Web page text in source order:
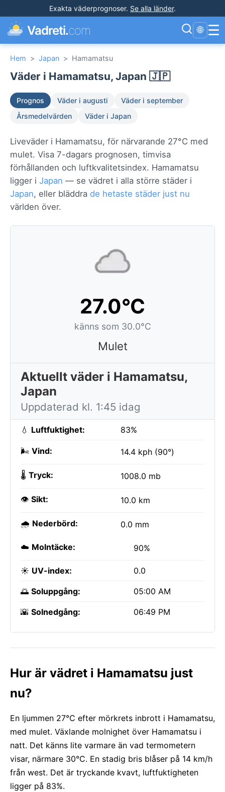
Exakta väderprognoser. Se alla länder.
Vadreti.com 🌐 ☰
Hem > Japan > Hamamatsu
Väder i Hamamatsu, Japan 🇯🇵
Prognos Väder i augusti
Väder i september
Årsmedelvärden
Väder i Japan
Liveväder i Hamamatsu, för närvarande 27°C med
mulet. Visa 7-dagars prognosen, timvisa
förhållanden och luftkvalitetsindex. Hamamatsu
ligger i Japan — se vädret i alla större städer i
Japan, eller bläddra de hetaste städer just nu
världen över.
27.0°C
känns som 30.0°C
Mulet
Aktuellt väder i Hamamatsu,
Japan
Uppdaterad kl. 1:45 idag
💧 Luftfuktighet: 83%
🌬️ Vind: 14.4 kph (90°)
🌡️ Tryck: 1008.0 mb
👁️ Sikt: 10.0 km
🌧️ Nederbörd: 0.0 mm
☁️ Molntäcke: 90%
☀️ UV-index: 0.0
🌅 Soluppgång: 05:00 AM
🌇 Solnedgång: 06:49 PM
Hur är vädret i Hamamatsu just
nu?
En ljummen 27°C efter mörkrets inbrott i Hamamatsu,
med mulet. Växlande molnighet över Hamamatsu i
natt. Det känns lite varmare än vad termometern
visar, närmare 30°C. En stadig bris blåser på 14 km/h
från west. Det är tryckande kvavt, luftfuktigheten
ligger på 83%.